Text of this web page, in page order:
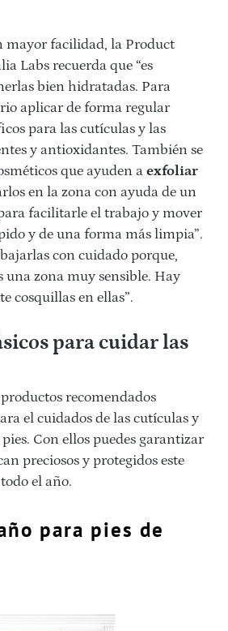
mayor facilidad, la Product
Labs recuerda que “es
bien hidratadas. Para
aplicar de forma regular
para las cutículas y las
y antioxidantes. También se
que ayuden a exfoliar
en la zona con ayuda de un
facilitarle el trabajo y mover
y de una forma más limpia”.
con cuidado porque,
una zona muy sensible. Hay
cosquillas en ellas”.
para cuidar las
recomendados
el cuidados de las cutículas y
Con ellos puedes garantizar
preciosos y protegidos este
el año.
para pies de